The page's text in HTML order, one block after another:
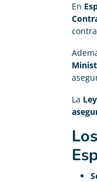
En
La
Me he